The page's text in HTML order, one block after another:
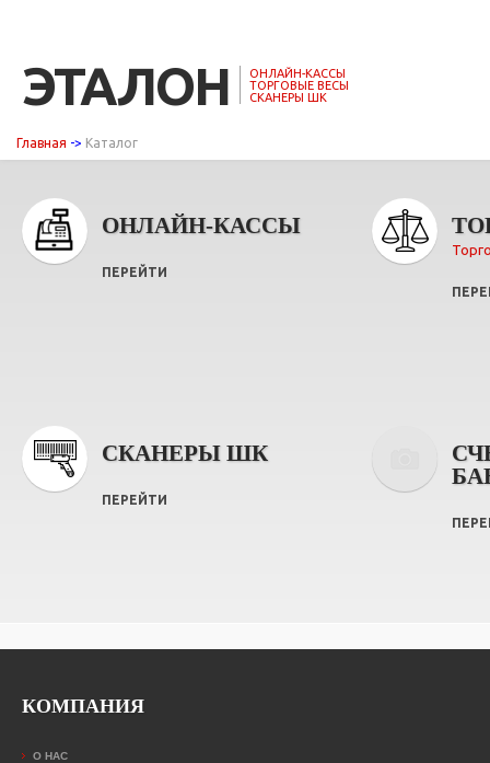
ЭТАЛОН
ОНЛАЙН-КАССЫ
ТОРГОВЫЕ ВЕСЫ
СКАНЕРЫ ШК
Главная -> Каталог
ОНЛАЙН-КАССЫ
ПЕРЕЙТИ
СКАНЕРЫ ШК
ПЕРЕЙТИ
КОМПАНИЯ
О НАС